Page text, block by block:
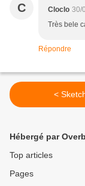
C Cloclo 30/
Très bele
Répondre
<
Hébergé par
Top articles
Pages